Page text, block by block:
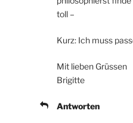
toll –
Kurz: Ich muss
Mit lieben Grüssen
Brigitte
Antworten